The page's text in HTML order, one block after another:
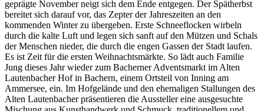
geprägte November neigt sich dem Ende entgegen. Der Spätherbst
bereitet sich darauf vor, das Zepter der Jahreszeiten an den
kommenden Winter zu übergeben. Erste Schneeflocken wirbeln
durch die kalte Luft und legen sich sanft auf den Mützen und Schals
der Menschen nieder, die durch die engen Gassen der Stadt laufen.
Es ist Zeit für die ersten Weihnachtsmärkte. So lädt auch Familie
Jung dieses Jahr wieder zum Bacherner Adventsmarkt im Alten
Lautenbacher Hof in Bachern, einem Ortsteil von Inning am
Ammersee, ein. Im Hofgelände und den ehemaligen Stallungen des
Alten Lautenbacher präsentieren die Aussteller eine ausgesuchte